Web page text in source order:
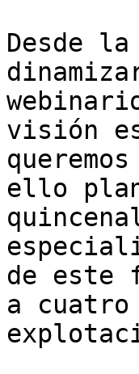
Desde la
visión
ello
de este
a